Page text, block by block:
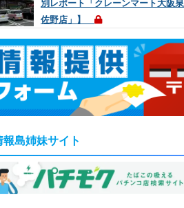
別レポート「クレーンマート大阪泉
佐野店」】
報島姉妹サイト